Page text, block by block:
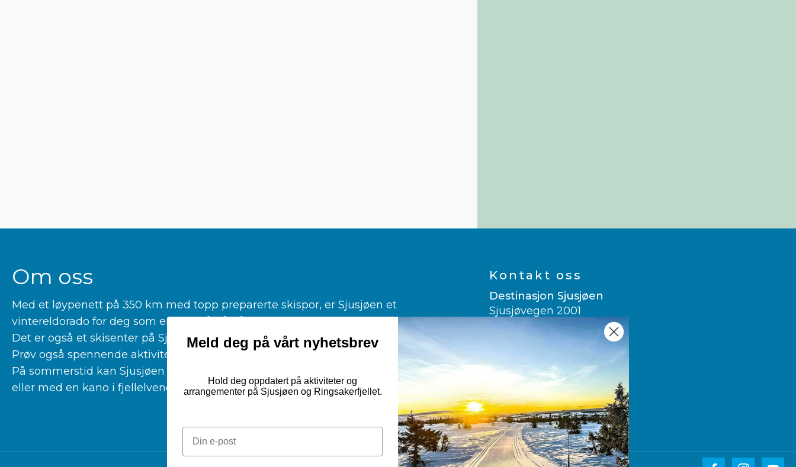
Om oss
Med et løypenett på 350 km med topp preparerte skispor, er Sjusjøen et
vintereldorado for deg som er glad i å gå på langrenn.
Det er også et skisenter på Sjusjøen for deg som er glad i alpint.
Prøv også spennende aktiviteter som kiting, hundekjøring og kanefart!
På sommerstid kan Sjusjøen by på fantastiske turmuligheter til fots, på sykkelsetet
eller med en kano i fjellelvene våre.
Kontakt oss
Destinasjon Sjusjøen
Sjusjøvegen 2001
2612 Sjusjøen
post@visitsjusjoen.no
Google translate
Norwegian ▼
Meld deg på vårt nyhetsbrev
Hold deg oppdatert på aktiviteter og
arrangementer på Sjusjøen og Ringsakerfjellet.